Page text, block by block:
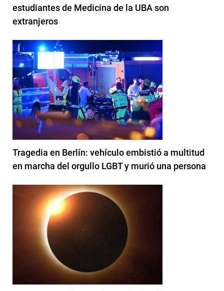
estudiantes de Medicina de la UBA son
extranjeros
Tragedia en Berlín: vehículo embistió a multitud
en marcha del orgullo LGBT y murió una persona